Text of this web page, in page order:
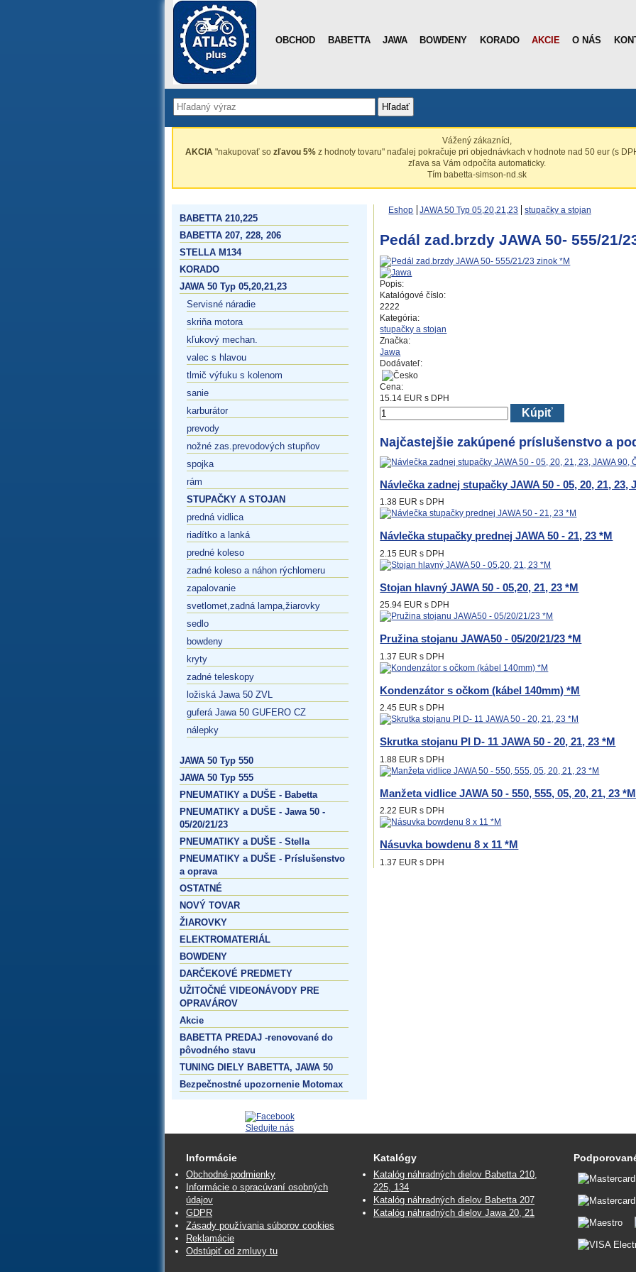
OBCHOD BABETTA JAWA BOWDENY KORADO AKCIE O NÁS
Hľadať
Vážený zákazníci,
AKCIA"nakupovať so zľavou 5%z hodnoty tovaru" naďalej pokračuje pri objednávkach v hodnote nad 50 eur (s
zľava sa Vám odpočíta automaticky.
Tím babetta-simson-nd.sk
BABETTA 210,225
BABETTA 207, 228, 206
STELLA M134
KORADO
JAWA 50 Typ 05,20,21,23
Servisné náradie
skriňa motora
kľukový mechan.
valec s hlavou
tlmič výfuku s kolenom
sanie
karburátor
prevody
nožné zas.prevodových stupňov
spojka
rám
STUPAČKY A STOJAN
predná vidlica
riadítko a lanká
predné koleso
zadné koleso a náhon rýchlomeru
zapalovanie
svetlomet,zadná lampa,žiarovky
sedlo
bowdeny
kryty
zadné teleskopy
ložiská Jawa 50 ZVL
guferá Jawa 50 GUFERO CZ
nálepky
JAWA 50 Typ 550
JAWA 50 Typ 555
PNEUMATIKY a DUŠE - Babetta
PNEUMATIKY a DUŠE - Jawa 50 -
05/20/21/23
PNEUMATIKY a DUŠE - Stella
PNEUMATIKY a DUŠE - Príslušenstvo
a oprava
OSTATNÉ
NOVÝ TOVAR
ŽIAROVKY
ELEKTROMATERIÁL
BOWDENY
DARČEKOVÉ PREDMETY
UŽITOČNÉ VIDEONÁVODY PRE
OPRAVÁROV
Akcie
BABETTA PREDAJ -renovované do
pôvodného stavu
TUNING DIELY BABETTA, JAWA 50
Bezpečnostné upozornenie Motomax
Sledujte nás
Eshop JAWA 50 Typ 05,20,21,23 stupačky a stojan
Pedál zad.brzdy JAWA 50- 555/21/
Popis:
Katalógové číslo:
2222
Kategória:
stupačky a stojan
Značka:
Jawa
Dodávateľ:
Cena:
15.14 EUR s DPH
Kúpiť
Najčastejšie zakúpené príslušenstvo a
Návlečka zadnej stupačky JAWA 50 - 05, 20, 21, 23,
1.38 EUR s DPH
Návlečka stupačky prednej JAWA 50 - 21, 23 *M
2.15 EUR s DPH
Stojan hlavný JAWA 50 - 05,20, 21, 23 *M
25.94 EUR s DPH
Pružina stojanu JAWA50 - 05/20/21/23 *M
1.37 EUR s DPH
Kondenzátor s očkom (kábel 140mm) *M
2.45 EUR s DPH
Skrutka stojanu PI D- 11 JAWA 50 - 20, 21, 23 *M
1.88 EUR s DPH
Manžeta vidlice JAWA 50 - 550, 555, 05, 20, 21, 23 *M
2.22 EUR s DPH
Násuvka bowdenu 8 x 11 *M
1.37 EUR s DPH
Informácie
Obchodné podmienky
Informácie o spracúvaní osobných
údajov
GDPR
Zásady používania súborov cookies
Reklamácie
Odstúpiť od zmluvy tu
Katalógy
Katalóg náhradných dielov Babetta 210,
225, 134
Katalóg náhradných dielov Babetta 207
Katalóg náhradných dielov Jawa 20, 21